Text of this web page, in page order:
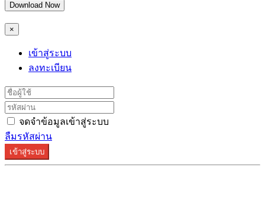
Download Now
×
เข้าสู่ระบบ
ลงทะเบียน
จดจำข้อมูลเข้าสู่ระบบ
ลืมรหัสผ่าน
เข้าสู่ระบบ